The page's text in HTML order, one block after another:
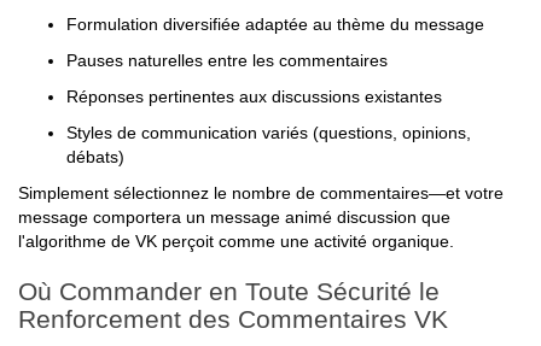
Formulation diversifiée adaptée au thème du message
Pauses naturelles entre les commentaires
Réponses pertinentes aux discussions existantes
Styles de communication variés (questions, opinions,
débats)
Simplement sélectionnez le nombre de commentaires—et votre
message comportera un message animé discussion que
l'algorithme de VK perçoit comme une activité organique.
Où Commander en Toute Sécurité le
Renforcement des Commentaires VK